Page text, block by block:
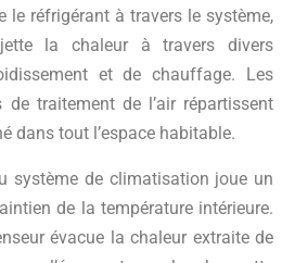
le réfrigérant à travers le système,
la chaleur à travers divers
et de chauffage. Les
traitement de l’air répartissent
dans tout l’espace habitable.
système de climatisation joue un
de la température intérieure.
évacue la chaleur extraite de